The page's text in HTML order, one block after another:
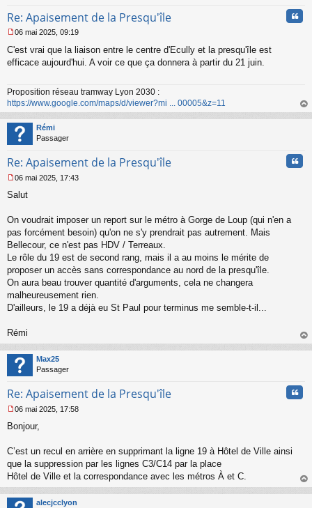
n
u
Re: Apaisement de la Presqu'île
e
s
g
e
n
o
n
l
06 mai 2025, 09:19
C'est vrai que la liaison entre le centre d'Ecully et la presqu'île est
efficace aujourd'hui. A voir ce que ça donnera à partir du 21 juin.
Proposition réseau tramway Lyon 2030 :
https://www.google.com/maps/d/viewer?mi ... 00005&z=11
au
Rémi
Passager
Re: Apaisement de la Presqu'île
e
s
g
e
n
o
n
u
06 mai 2025, 17:43
Salut
On voudrait imposer un report sur le métro à Gorge de Loup (qui n'en a
pas forcément besoin) qu'on ne s'y prendrait pas autrement. Mais
Bellecour, ce n'est pas HDV / Terreaux.
Le rôle du 19 est de second rang, mais il a au moins le mérite de
proposer un accès sans correspondance au nord de la presqu'île.
On aura beau trouver quantité d'arguments, cela ne changera
malheureusement rien.
D'ailleurs, le 19 a déjà eu St Paul pour terminus me semble-t-il...
Rémi
au
Max25
Passager
Re: Apaisement de la Presqu'île
e
s
g
e
n
o
06 mai 2025, 17:58
Bonjour,
C’est un recul en arrière en supprimant la ligne 19 à Hôtel de Ville ainsi
que la suppression par les lignes C3/C14 par la place
Hôtel de Ville et la correspondance avec les métros À et C.
au
alecjcclyon